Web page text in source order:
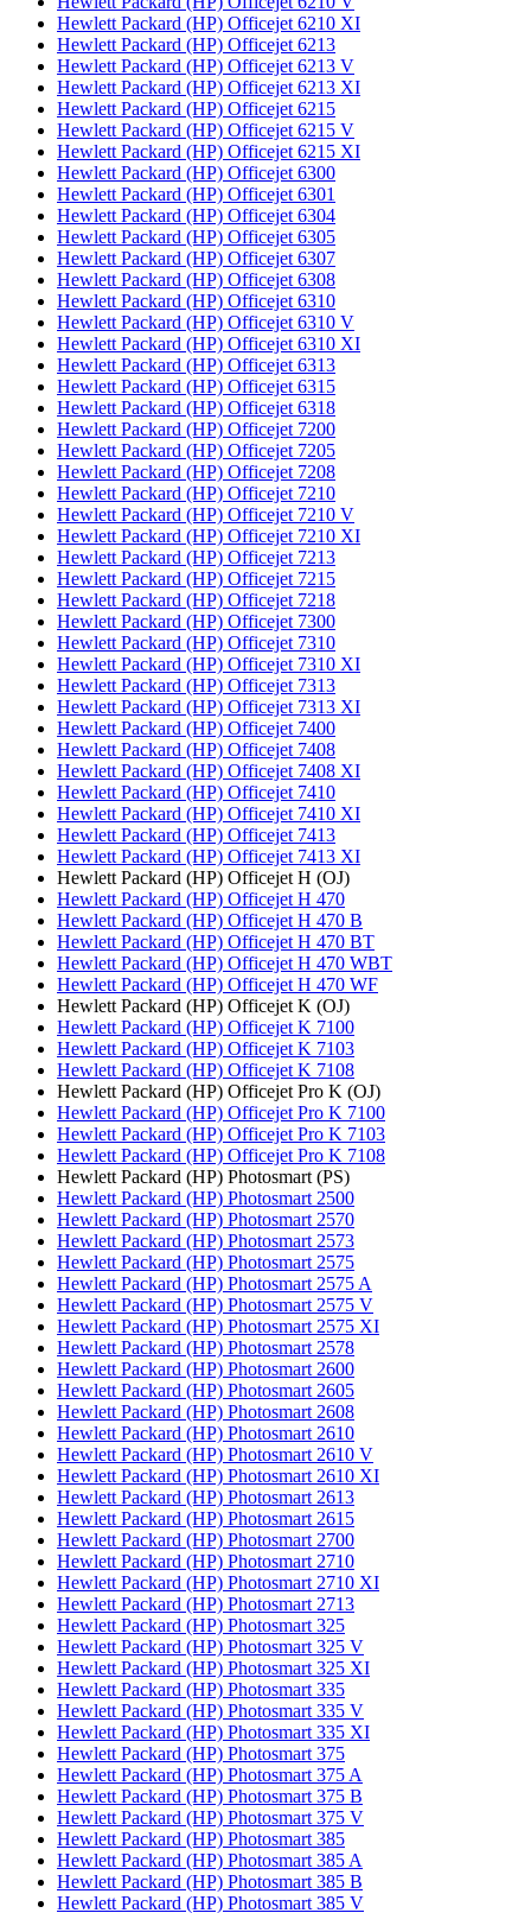
Hewlett Packard (HP) Officejet 6210 XI
Hewlett Packard (HP) Officejet 6213
Hewlett Packard (HP) Officejet 6213 V
Hewlett Packard (HP) Officejet 6213 XI
Hewlett Packard (HP) Officejet 6215
Hewlett Packard (HP) Officejet 6215 V
Hewlett Packard (HP) Officejet 6215 XI
Hewlett Packard (HP) Officejet 6300
Hewlett Packard (HP) Officejet 6301
Hewlett Packard (HP) Officejet 6304
Hewlett Packard (HP) Officejet 6305
Hewlett Packard (HP) Officejet 6307
Hewlett Packard (HP) Officejet 6308
Hewlett Packard (HP) Officejet 6310
Hewlett Packard (HP) Officejet 6310 V
Hewlett Packard (HP) Officejet 6310 XI
Hewlett Packard (HP) Officejet 6313
Hewlett Packard (HP) Officejet 6315
Hewlett Packard (HP) Officejet 6318
Hewlett Packard (HP) Officejet 7200
Hewlett Packard (HP) Officejet 7205
Hewlett Packard (HP) Officejet 7208
Hewlett Packard (HP) Officejet 7210
Hewlett Packard (HP) Officejet 7210 V
Hewlett Packard (HP) Officejet 7210 XI
Hewlett Packard (HP) Officejet 7213
Hewlett Packard (HP) Officejet 7215
Hewlett Packard (HP) Officejet 7218
Hewlett Packard (HP) Officejet 7300
Hewlett Packard (HP) Officejet 7310
Hewlett Packard (HP) Officejet 7310 XI
Hewlett Packard (HP) Officejet 7313
Hewlett Packard (HP) Officejet 7313 XI
Hewlett Packard (HP) Officejet 7400
Hewlett Packard (HP) Officejet 7408
Hewlett Packard (HP) Officejet 7408 XI
Hewlett Packard (HP) Officejet 7410
Hewlett Packard (HP) Officejet 7410 XI
Hewlett Packard (HP) Officejet 7413
Hewlett Packard (HP) Officejet 7413 XI
Hewlett Packard (HP) Officejet H (OJ)
Hewlett Packard (HP) Officejet H 470
Hewlett Packard (HP) Officejet H 470 B
Hewlett Packard (HP) Officejet H 470 BT
Hewlett Packard (HP) Officejet H 470 WBT
Hewlett Packard (HP) Officejet H 470 WF
Hewlett Packard (HP) Officejet K (OJ)
Hewlett Packard (HP) Officejet K 7100
Hewlett Packard (HP) Officejet K 7103
Hewlett Packard (HP) Officejet K 7108
Hewlett Packard (HP) Officejet Pro K (OJ)
Hewlett Packard (HP) Officejet Pro K 7100
Hewlett Packard (HP) Officejet Pro K 7103
Hewlett Packard (HP) Officejet Pro K 7108
Hewlett Packard (HP) Photosmart (PS)
Hewlett Packard (HP) Photosmart 2500
Hewlett Packard (HP) Photosmart 2570
Hewlett Packard (HP) Photosmart 2573
Hewlett Packard (HP) Photosmart 2575
Hewlett Packard (HP) Photosmart 2575 A
Hewlett Packard (HP) Photosmart 2575 V
Hewlett Packard (HP) Photosmart 2575 XI
Hewlett Packard (HP) Photosmart 2578
Hewlett Packard (HP) Photosmart 2600
Hewlett Packard (HP) Photosmart 2605
Hewlett Packard (HP) Photosmart 2608
Hewlett Packard (HP) Photosmart 2610
Hewlett Packard (HP) Photosmart 2610 V
Hewlett Packard (HP) Photosmart 2610 XI
Hewlett Packard (HP) Photosmart 2613
Hewlett Packard (HP) Photosmart 2615
Hewlett Packard (HP) Photosmart 2700
Hewlett Packard (HP) Photosmart 2710
Hewlett Packard (HP) Photosmart 2710 XI
Hewlett Packard (HP) Photosmart 2713
Hewlett Packard (HP) Photosmart 325
Hewlett Packard (HP) Photosmart 325 V
Hewlett Packard (HP) Photosmart 325 XI
Hewlett Packard (HP) Photosmart 335
Hewlett Packard (HP) Photosmart 335 V
Hewlett Packard (HP) Photosmart 335 XI
Hewlett Packard (HP) Photosmart 375
Hewlett Packard (HP) Photosmart 375 A
Hewlett Packard (HP) Photosmart 375 B
Hewlett Packard (HP) Photosmart 375 V
Hewlett Packard (HP) Photosmart 385
Hewlett Packard (HP) Photosmart 385 A
Hewlett Packard (HP) Photosmart 385 B
Hewlett Packard (HP) Photosmart 385 V